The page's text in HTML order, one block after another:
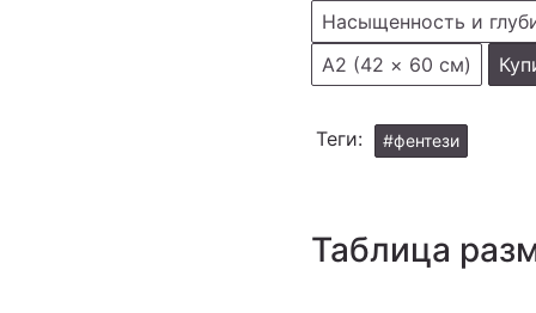
Насыщенность и
А2 (42 × 60 см)
Теги: #фентези
Таблица